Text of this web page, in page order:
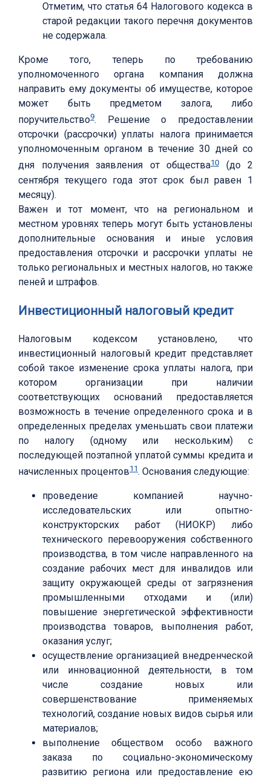
Отметим, что статья 64 Налогового кодекса в
старой редакции такого перечня документов
не содержала.
Кроме того, теперь по требованию
уполномоченного органа компания должна
направить ему документы об имуществе, которое
может быть предметом залога, либо
поручительство9. Решение о предоставлении
отсрочки (рассрочки) уплаты налога принимается
уполномоченным органом в течение 30 дней со
дня получения заявления от общества10
(до 2
сентября текущего года этот срок был равен 1
месяцу).
Важен и тот момент, что на региональном и
местном уровнях теперь могут быть установлены
дополнительные основания и иные условия
предоставления отсрочки и рассрочки уплаты не
только региональных и местных налогов, но также
пеней и штрафов.
Инвестиционный налоговый кредит
Налоговым кодексом установлено, что
инвестиционный налоговый кредит представляет
собой такое изменение срока уплаты налога, при
котором организации при наличии
соответствующих оснований предоставляется
возможность в течение определенного срока и в
определенных пределах уменьшать свои платежи
по налогу (одному или нескольким) с
последующей поэтапной уплатой суммы кредита и
начисленных процентов11. Основания следующие:
проведение компанией научно-
исследовательских или опытно-
конструкторских работ (НИОКР) либо
технического перевооружения собственного
производства, в том числе направленного на
создание рабочих мест для инвалидов или
защиту окружающей среды от загрязнения
промышленными отходами и (или)
повышение энергетической эффективности
производства товаров, выполнения работ,
оказания услуг;
осуществление организацией внедренческой
или инновационной деятельности, в том
числе создание новых или
совершенствование применяемых
технологий, создание новых видов сырья или
материалов;
выполнение обществом особо важного
заказа по социально-экономическому
развитию региона или предоставление ею